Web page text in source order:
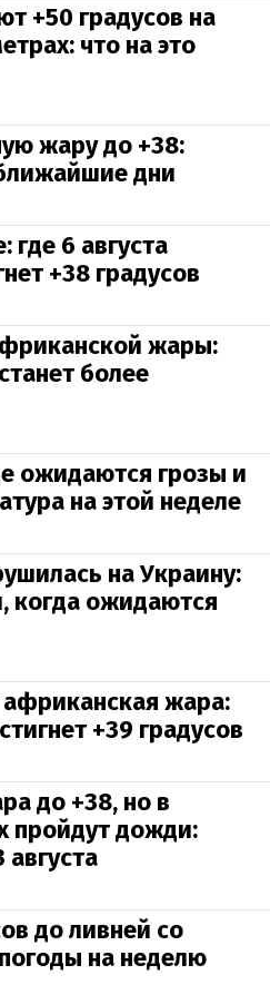
+50 градусов на
что на это
жару до +38:
дни
6 августа
+38 градусов
жары:
более
ожидаются грозы и
на этой неделе
на Украину:
когда ожидаются
жара:
+39 градусов
до +38, но в
пройдут дожди:
до ливней со
на неделю